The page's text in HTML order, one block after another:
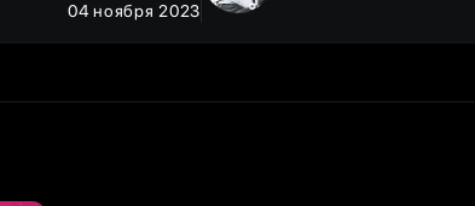
04 ноября 2023